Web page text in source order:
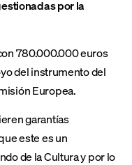
por la
780.000.000 euros
del instrumento del
Europea.
garantías
este es un
de la Cultura y por lo